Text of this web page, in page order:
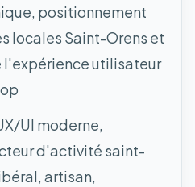
positionnement
locales Saint-Orens et
l'expérience utilisateur
UI moderne,
d'activité saint-
artisan,